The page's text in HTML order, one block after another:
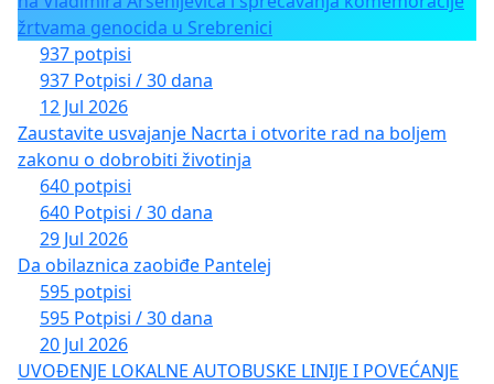
žrtvama genocida u Srebrenici
937 potpisi
937 Potpisi / 30 dana
12 Jul 2026
Zaustavite usvajanje Nacrta i otvorite rad na boljem
zakonu o dobrobiti životinja
640 potpisi
640 Potpisi / 30 dana
29 Jul 2026
Da obilaznica zaobiđe Pantelej
595 potpisi
595 Potpisi / 30 dana
20 Jul 2026
UVOĐENJE LOKALNE AUTOBUSKE LINIJE I POVEĆANJE